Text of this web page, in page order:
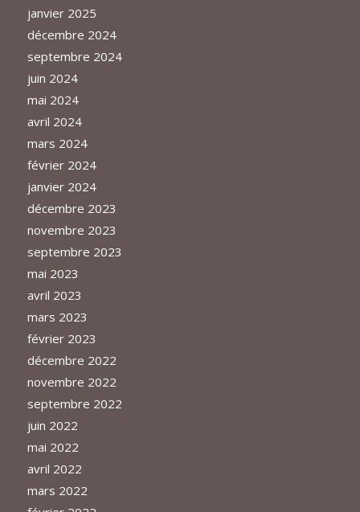
janvier 2025
décembre 2024
septembre 2024
juin 2024
mai 2024
avril 2024
mars 2024
février 2024
janvier 2024
décembre 2023
novembre 2023
septembre 2023
mai 2023
avril 2023
mars 2023
février 2023
décembre 2022
novembre 2022
septembre 2022
juin 2022
mai 2022
avril 2022
mars 2022